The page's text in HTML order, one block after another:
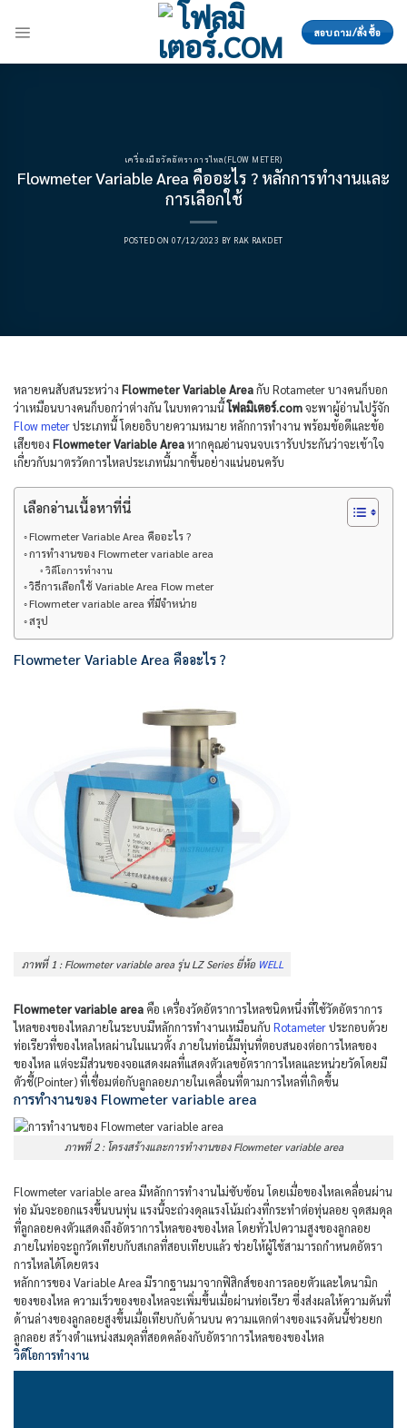
สอบถาม/สั่งซื้อ
เครื่องมือวัดอัตราการไหล(FLOW METER)
Flowmeter Variable Area คืออะไร ? หลักการทำงานและ
การเลือกใช้
POSTED ON 07/12/2023 BY RAK RAKDET
หลายคนสับสนระหว่าง Flowmeter Variable Areaกับ Rotameter บางคนก็บอก
ว่าเหมือนบางคนก็บอกว่าต่างกัน ในบทความนี้โฟลมิเตอร์.comจะพาผู้อ่านไปรู้จัก
Flow meterประเภทนี้ โดยอธิบายความหมาย หลักการทำงาน พร้อมข้อดีและข้อ
เสียของ Flowmeter Variable Areaหากคุณอ่านจนจบเรารับประกันว่าจะเข้าใจ
เกี่ยวกับมาตรวัดการไหลประเภทนี้มากขึ้นอย่างแน่นอนครับ
เลือกอ่านเนื้อหาที่นี่
Flowmeter Variable Area คืออะไร ?
การทำงานของ Flowmeter variable area
วิดีโอการทำงาน
วิธีการเลือกใช้ Variable Area Flow meter
Flowmeter variable area ที่มีจำหน่าย
สรุป
Flowmeter Variable Area คืออะไร ?
ภาพที่ 1 : Flowmeter variable area รุ่น LZ Series ยี่ห้อ WELL
Flowmeter variable area คือ เครื่องวัดอัตราการไหลชนิดหนึ่งที่ใช้วัดอัตราการ
ไหลของของไหลภายในระบบมีหลักการทำงานเหมือนกับ Rotameterประกอบด้วย
ท่อเรียวที่ของไหลไหลผ่านในแนวตั้ง ภายในท่อนี้มีทุ่นที่ตอบสนองต่อการไหลของ
ของไหล แต่จะมีส่วนของจอแสดงผลที่แสดงตัวเลขอัตราการไหลและหน่วยวัดโดยมี
ตัวชี้(Pointer) ที่เชื่อมต่อกับลูกลอยภายในเคลื่อนที่ตามการไหลที่เกิดขึ้น
การทำงานของ Flowmeter variable area
ภาพที่ 2 : โครงสร้างและการทำงานของ Flowmeter variable area
Flowmeter variable area มีหลักการทำงานไม่ซับซ้อน โดยเมื่อของไหลเคลื่อนผ่าน
ท่อ มันจะออกแรงขึ้นบนทุ่น แรงนี้จะถ่วงดุลแรงโน้มถ่วงที่กระทำต่อทุ่นลอย จุดสมดุล
ที่ลูกลอยคงตัวแสดงถึงอัตราการไหลของของไหล โดยทั่วไปความสูงของลูกลอย
ภายในท่อจะถูกวัดเทียบกับสเกลที่สอบเทียบแล้ว ช่วยให้ผู้ใช้สามารถกำหนดอัตรา
การไหลได้โดยตรง
หลักการของ Variable Area มีรากฐานมาจากฟิสิกส์ของการลอยตัวและไดนามิก
ของของไหล ความเร็วของของไหลจะเพิ่มขึ้นเมื่อผ่านท่อเรียว ซึ่งส่งผลให้ความดันที่
ด้านล่างของลูกลอยสูงขึ้นเมื่อเทียบกับด้านบน ความแตกต่างของแรงดันนี้ช่วยยก
ลูกลอย สร้างตำแหน่งสมดุลที่สอดคล้องกับอัตราการไหลของของไหล
วิดีโอการทำงาน